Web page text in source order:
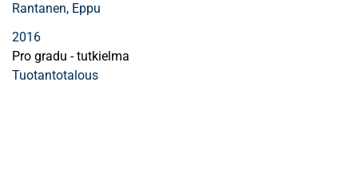
Rantanen, Eppu
2016
Pro gradu - tutkielma
Tuotantotalous